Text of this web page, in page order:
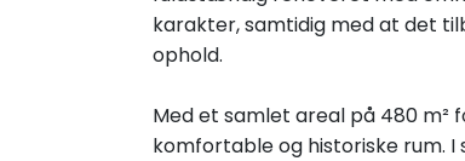
karakter, samtidig med at det
ophold.
Med et samlet areal på 480
komfortable og historiske rum.